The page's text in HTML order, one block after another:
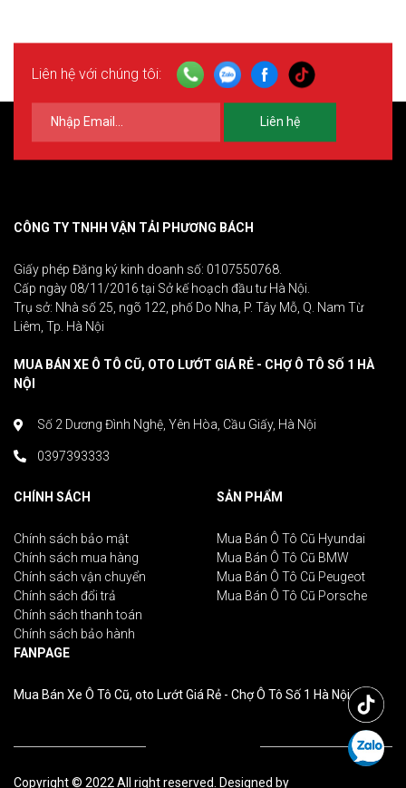
Liên hệ với chúng tôi:
Liên hệ
CÔNG TY TNHH VẬN TẢI PHƯƠNG BÁCH
Giấy phép Đăng ký kinh doanh số: 0107550768.
Cấp ngày 08/11/2016 tại Sở kế hoạch đầu tư Hà Nội.
Trụ sở: Nhà số 25, ngõ 122, phố Do Nha, P. Tây Mỗ, Q. Nam Từ
Liêm, Tp. Hà Nội
MUA BÁN XE Ô TÔ CŨ, OTO LƯỚT GIÁ RẺ - CHỢ Ô TÔ SỐ 1 HÀ
NỘI
Số 2 Dương Đình Nghệ, Yên Hòa, Cầu Giấy, Hà Nội
0397393333
CHÍNH SÁCH
Chính sách bảo mật
Chính sách mua hàng
Chính sách vận chuyển
Chính sách đổi trả
Chính sách thanh toán
Chính sách bảo hành
SẢN PHẨM
Mua Bán Ô Tô Cũ Hyundai
Mua Bán Ô Tô Cũ BMW
Mua Bán Ô Tô Cũ Peugeot
Mua Bán Ô Tô Cũ Porsche
FANPAGE
Mua Bán Xe Ô Tô Cũ, oto Lướt Giá Rẻ - Chợ Ô Tô Số 1 Hà Nội
Copyright © 2022 All right reserved. Designed by